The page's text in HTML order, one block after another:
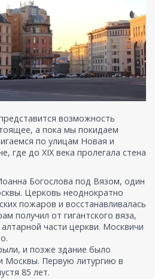
возможность
а пока мы покидаем
по улицам Новая и
где до XIX века пролегала стена
Богослова под Вязом, один
Церковь неоднократно
пожаров и восстанавливалась
получил от гигантского вяза,
части церкви. Москвичи
и позже здание было
Москвы. Первую литургию в
85 лет.